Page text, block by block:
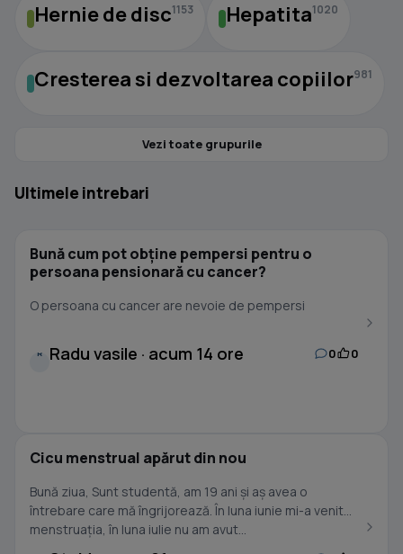
Hernie de disc1153 Hepatita1020
Cresterea si dezvoltarea copiilor981
Vezi toate grupurile
Ultimele intrebari
Bună cum pot obține pempersi pentru o
persoana pensionară cu cancer?
O persoana cu cancer are nevoie de pempersi
R Radu vasile · acum 14 ore 0 0
Cicu menstrual apărut din nou
Bună ziua, Sunt studentă, am 19 ani și aș avea o
întrebare care mă îngrijorează. În luna iunie mi-a venit
menstruația, în luna iulie nu am avut...